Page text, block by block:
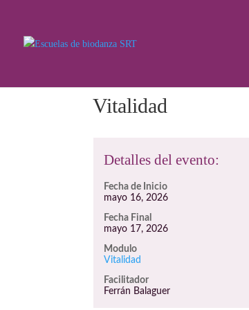
Vitalidad
Detalles del evento:
Fecha de Inicio
mayo 16, 2026
Fecha Final
mayo 17, 2026
Modulo
Vitalidad
Facilitador
Ferrán Balaguer